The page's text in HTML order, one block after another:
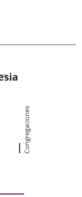
Congregaciones